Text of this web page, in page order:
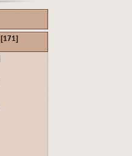
[171]